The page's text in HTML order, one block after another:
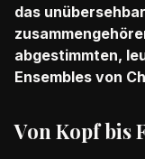
das
abgestimmten,
Ensembles von
Von Kopf bis